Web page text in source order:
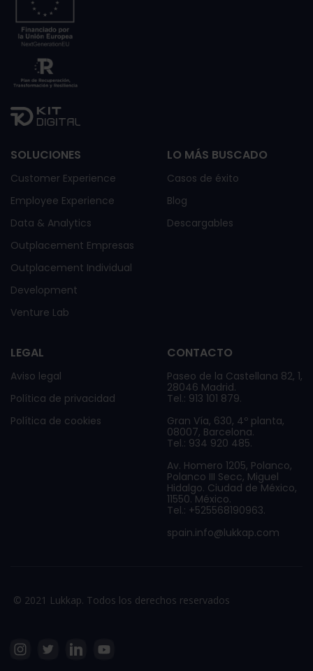
SOLUCIONES
Customer Experience
Employee Experience
Data & Analytics
Outplacement Empresas
Outplacement Individual
Development
Venture Lab
LO MÁS BUSCADO
Casos de éxito
Blog
Descargables
LEGAL
Aviso legal
Política de privacidad
Política de cookies
CONTACTO
Paseo de la Castellana 82, 1,
28046 Madrid.
Tel.: 913 101 879.
Gran Vía, 630, 4º planta,
08007, Barcelona.
Tel.: 934 920 485.
Av. Homero 1205, Polanco,
Polanco III Secc, Miguel
Hidalgo. Ciudad de México,
11550. México.
Tel.: +525568190963.
spain.info@lukkap.com
© 2021 Lukkap. Todos los derechos reservados